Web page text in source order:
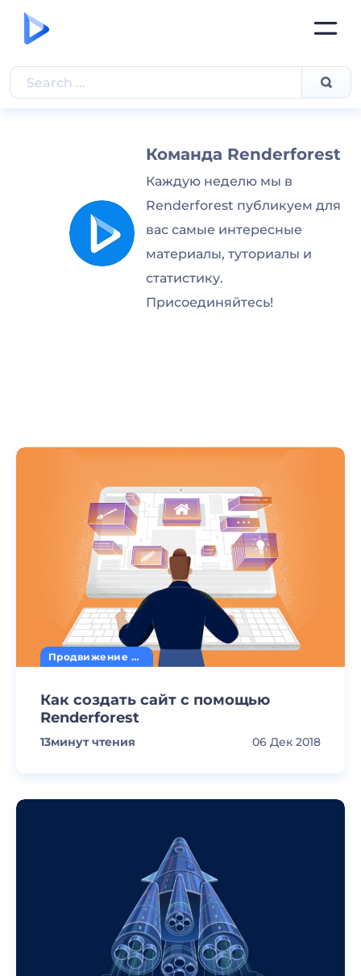
Команда Renderforest
Каждую неделю мы в
Renderforest публикуем для
вас самые интересные
материалы, туториалы и
статистику.
Присоединяйтесь!
Продвижение сайта
Как создать сайт с помощью
Renderforest
13минут чтения 06 Дек 2018